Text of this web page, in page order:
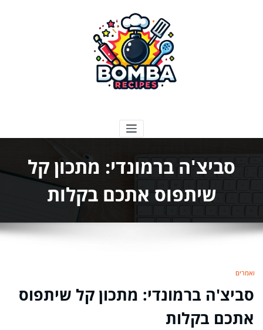
סביצ'ה ברמונדי: מתכון קל
שיתפוס אתכם בקלות
מאמרים
סביצ'ה ברמונדי: מתכון קל שיתפוס
אתכם בקלות